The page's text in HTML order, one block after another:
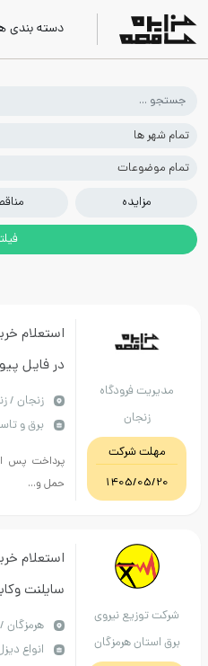
دسته بندی ها
فرودگاه
شرکت
1405/
استعلام خرید
در فایل پیوستی
زنجان / زنجان
برق و تاسیسات
پرداخت پس از تایید
حمل و...
نیروی
هرمزگان
فررورهرمزگان / بندرعباس
انواع دیزل ژنراتور